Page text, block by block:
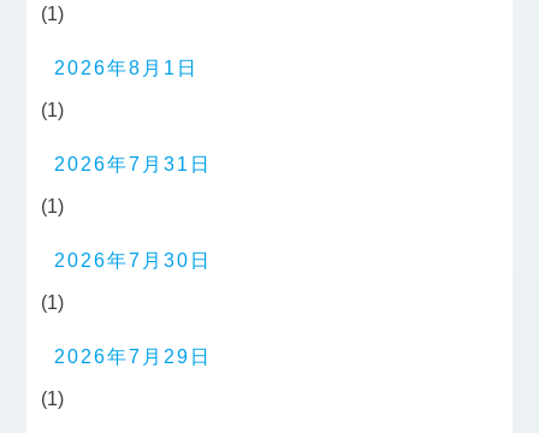
(1)
2026年8月1日
(1)
2026年7月31日
(1)
2026年7月30日
(1)
2026年7月29日
(1)